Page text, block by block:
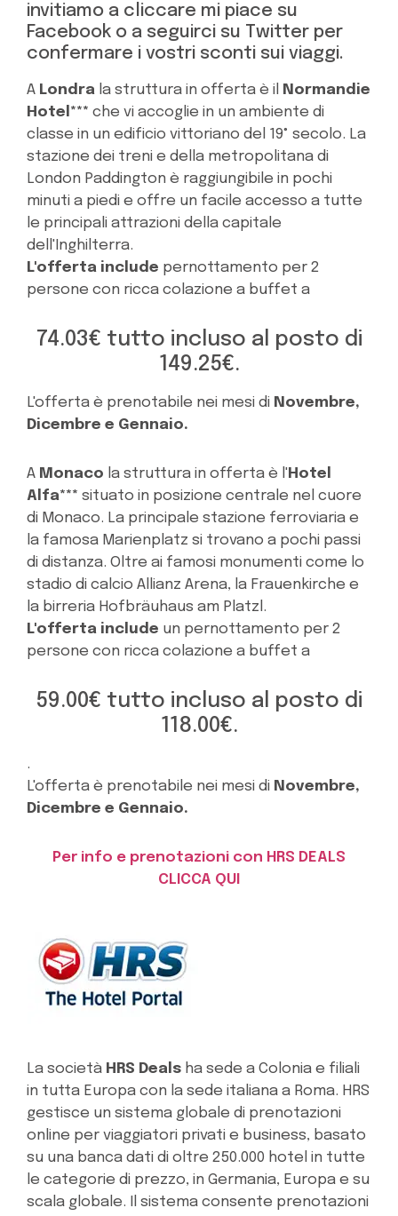
invitiamo a cliccare mi piace su
Facebook o a seguirci su Twitter per
confermare i vostri sconti sui viaggi.
A Londra la struttura in offerta è il
Normandie
Hotel*** che vi accoglie in un ambiente di
classe in un edificio vittoriano del 19° secolo. La
stazione dei treni e della metropolitana di
London Paddington è raggiungibile in pochi
minuti a piedi e offre un facile accesso a tutte
le principali attrazioni della capitale
dell'Inghilterra.
L'offerta include pernottamento per 2
persone con ricca colazione a buffet a
74.03€ tutto incluso al posto di
149.25€.
L'offerta è prenotabile nei mesi di Novembre,
Dicembre e Gennaio.
A Monaco la struttura in offerta è l'Hotel
Alfa*** situato in posizione centrale nel cuore
di Monaco. La principale stazione ferroviaria e
la famosa Marienplatz si trovano a pochi passi
di distanza. Oltre ai famosi monumenti come lo
stadio di calcio Allianz Arena, la Frauenkirche e
la birreria Hofbräuhaus am Platzl.
L'offerta include un pernottamento per 2
persone con ricca colazione a buffet a
59.00€ tutto incluso al posto di
118.00€.
.
L'offerta è prenotabile nei mesi di Novembre,
Dicembre e Gennaio.
Per info e prenotazioni con HRS DEALS
CLICCA QUI
La società HRS Deals ha sede a Colonia e filiali
in tutta Europa con la sede italiana a Roma. HRS
gestisce un sistema globale di prenotazioni
online per viaggiatori privati e business, basato
su una banca dati di oltre 250.000 hotel in tutte
le categorie di prezzo, in Germania, Europa e su
scala globale. Il sistema consente prenotazioni